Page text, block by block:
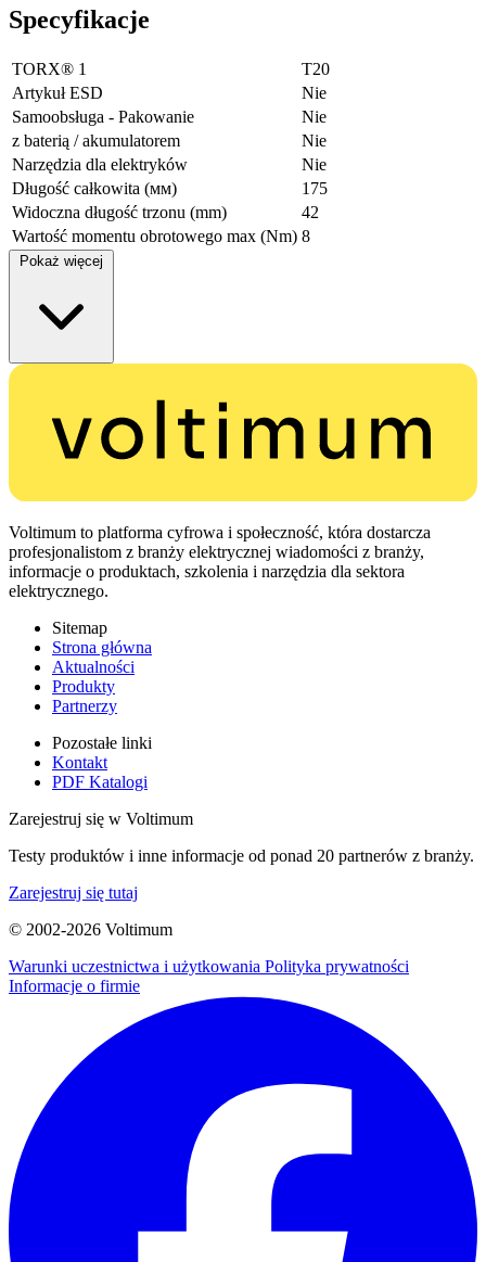
Specyfikacje
TORX® 1
T20
Artykuł ESD
Nie
Samoobsługa - Pakowanie
Nie
z baterią / akumulatorem
Nie
Narzędzia dla elektryków
Nie
Długość całkowita (мм)
175
Widoczna długość trzonu (mm)
42
Wartość momentu obrotowego max (Nm) 8
Pokaż więcej
Voltimum to platforma cyfrowa i społeczność, która dostarcza
profesjonalistom z branży elektrycznej wiadomości z branży,
informacje o produktach, szkolenia i narzędzia dla sektora
elektrycznego.
Sitemap
Strona główna
Aktualności
Produkty
Partnerzy
Pozostałe linki
Kontakt
PDF Katalogi
Zarejestruj się w Voltimum
Testy produktów i inne informacje od ponad 20 partnerów z branży.
Zarejestruj się tutaj
© 2002-2026 Voltimum
Warunki uczestnictwa i użytkowania Polityka prywatności
Informacje o firmie